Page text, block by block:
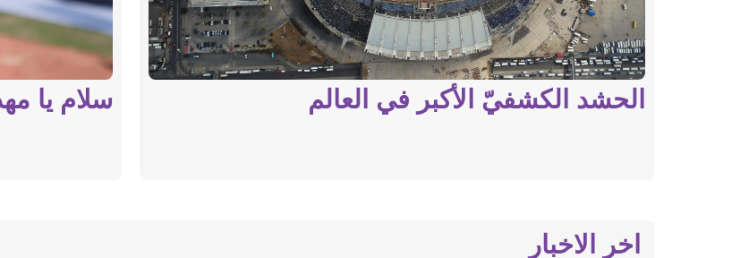
سلام يا الحشد الكشفيّ الأكبر في العالم
اخر الاخبار